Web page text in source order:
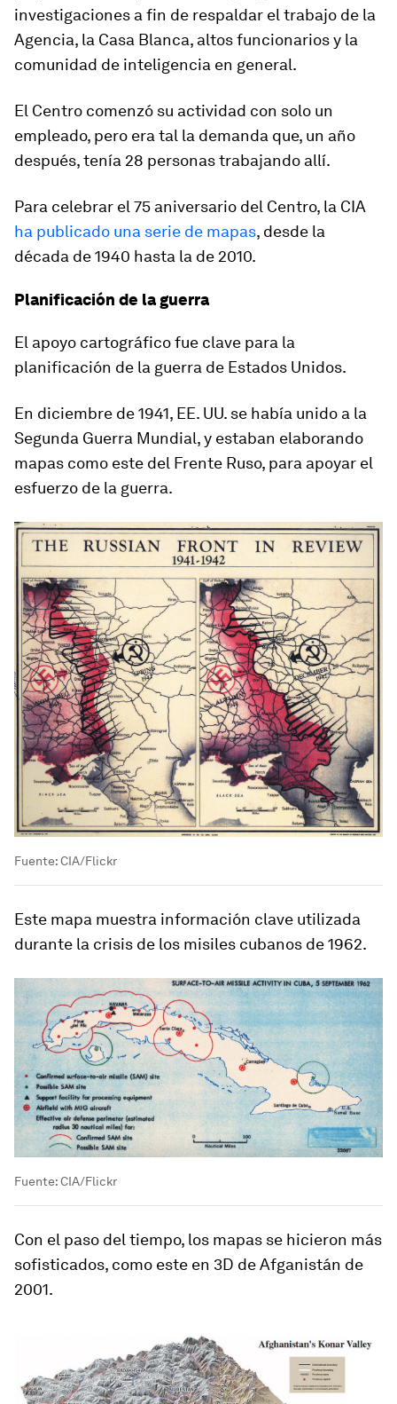
investigaciones a fin de respaldar el trabajo de la
Agencia, la Casa Blanca, altos funcionarios y la
comunidad de inteligencia en general.
El Centro comenzó su actividad con solo un
empleado, pero era tal la demanda que, un año
después, tenía 28 personas trabajando allí.
Para celebrar el 75 aniversario del Centro, la CIA
ha publicado una serie de mapas, desde la
década de 1940 hasta la de 2010.
Planificación de la guerra
El apoyo cartográfico fue clave para la
planificación de la guerra de Estados Unidos.
En diciembre de 1941, EE. UU. se había unido a la
Segunda Guerra Mundial, y estaban elaborando
mapas como este del Frente Ruso, para apoyar el
esfuerzo de la guerra.
Fuente: CIA/Flickr
Este mapa muestra información clave utilizada
durante la crisis de los misiles cubanos de 1962.
Fuente: CIA/Flickr
Con el paso del tiempo, los mapas se hicieron más
sofisticados, como este en 3D de Afganistán de
2001.